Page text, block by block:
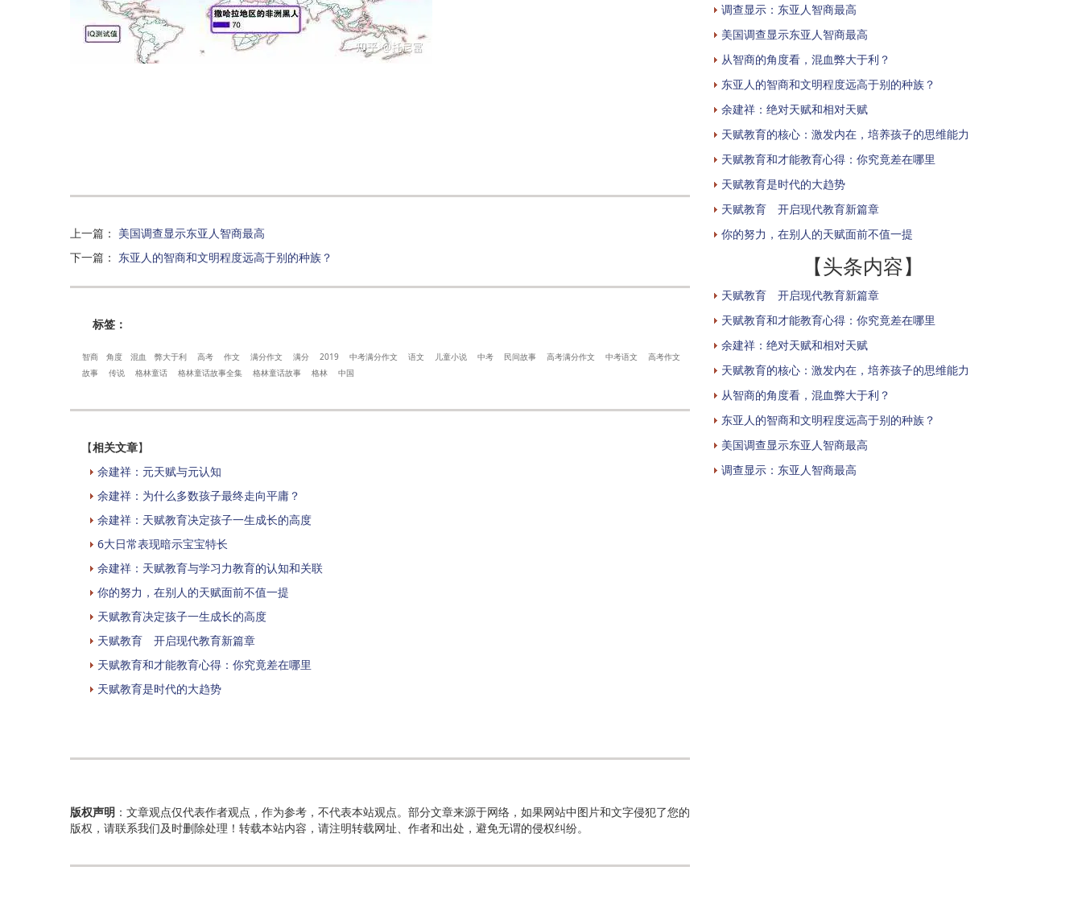
上一篇 ： 美国调查显示东亚人智商最高
下一篇 ： 东亚人的智商和文明程度远高于别的种族？
标签：
智商 角度 混血 弊大于利 高考 作文 满分作文 满分 2019 中考满分作文 语文 儿童小说 中考 民间故事 高考满分作文 中考语文
高考作文
故事
传说 格林童话 格林童话故事全集 格林童话故事 格林 中国
【相关文章】
余建祥：元天赋与元认知
余建祥：为什么多数孩子最终走向平庸？
余建祥：天赋教育决定孩子一生成长的高度
6大日常表现暗示宝宝特长
余建祥：天赋教育与学习力教育的认知和关联
你的努力，在别人的天赋面前不值一提
天赋教育决定孩子一生成长的高度
天赋教育 开启现代教育新篇章
天赋教育和才能教育心得：你究竟差在哪里
天赋教育是时代的大趋势
版权声明 ：文章观点仅代表作者观点，作为参考，不代表本站观点。部分文章来源于网络，如果网站中图片和文字侵犯了您的
版权，请联系我们及时删除处理！转载本站内容，请注明转载网址、作者和出处，避免无谓的侵权纠纷。
调查显示：东亚人智商最高
美国调查显示东亚人智商最高
从智商的角度看，混血弊大于利？
东亚人的智商和文明程度远高于别的种族？
余建祥：绝对天赋和相对天赋
天赋教育的核心：激发内在，培养孩子的思维能力
天赋教育和才能教育心得：你究竟差在哪里
天赋教育是时代的大趋势
天赋教育 开启现代教育新篇章
你的努力，在别人的天赋面前不值一提
【头条内容】
天赋教育 开启现代教育新篇章
天赋教育和才能教育心得：你究竟差在哪里
余建祥：绝对天赋和相对天赋
天赋教育的核心：激发内在，培养孩子的思维能力
从智商的角度看，混血弊大于利？
东亚人的智商和文明程度远高于别的种族？
美国调查显示东亚人智商最高
调查显示：东亚人智商最高